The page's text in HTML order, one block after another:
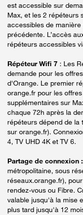
est accessible sur
Max, et les 2 répéteurs
accessibles de
précédente. L’accès
répéteurs accessibles
Répéteur Wifi 7 : Les
demande pour les
d'Orange. Le premier
orange.fr pour les
supplémentaires sur
chaque 72h après la
répéteurs dépend de la
sur orange.fr).
4, TV UHD 4K et TV 6.
Partage de connexion :
métropolitaine, sous
réseaux.orange.fr),
rendez-vous ou Fibre.
valable jusqu'à la mise
plus tard jusqu'à 12